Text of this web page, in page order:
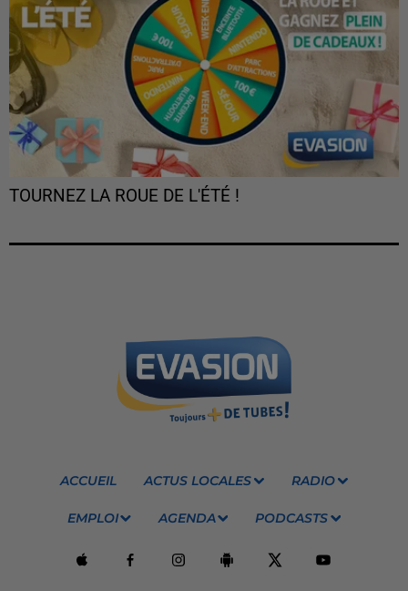
TOURNEZ LA ROUE DE L'ÉTÉ !
ACCUEIL ACTUS LOCALES RADIO
EMPLOI AGENDA PODCASTS